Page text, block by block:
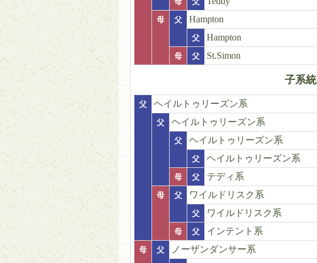
母 父 Hampton
父 Hampton
母 父 St.Simon
子系統
父 ヘイルトゥリーズン系
父 ヘイルトゥリーズン系
父 ヘイルトゥリーズン系
父 ヘイルトゥリーズン系
母 父 テディ系
母 父 ワイルドリスク系
父 ワイルドリスク系
母 父 インテント系
母 父
ノーザンダンサー系